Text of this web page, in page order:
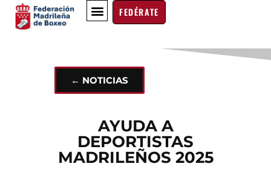
FEDÉRATE
← NOTICIAS
AYUDA A
DEPORTISTAS
MADRILEÑOS 2025